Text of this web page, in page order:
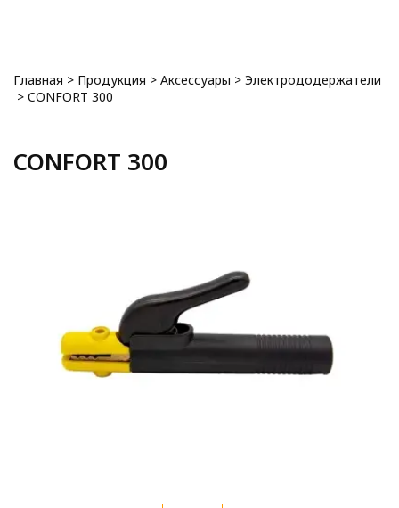
Главная > Продукция > Аксессуары > Электрододержатели
> CONFORT 300
CONFORT 300